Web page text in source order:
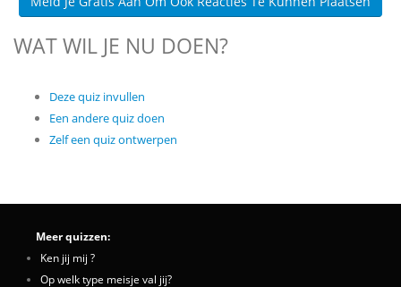
WAT WIL JE NU DOEN?
Deze quiz invullen
Een andere quiz doen
Zelf een quiz ontwerpen
Meer quizzen:
Ken jij mij ?
Op welk type meisje val jij?